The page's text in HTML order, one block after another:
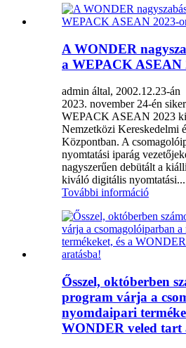
A WONDER
a WEPACK ASEAN
admin által, 2002.12.23-án
2023. november 24-én
WEPACK ASEAN 2023
Nemzetközi Kereskedelmi
Központban. A
nyomtatási iparág
nagyszerűen debütált a
kiváló digitális nyomtatási...
További információ
Ősszel, októberben
program várja a
nyomdaipari
WONDER veled tart